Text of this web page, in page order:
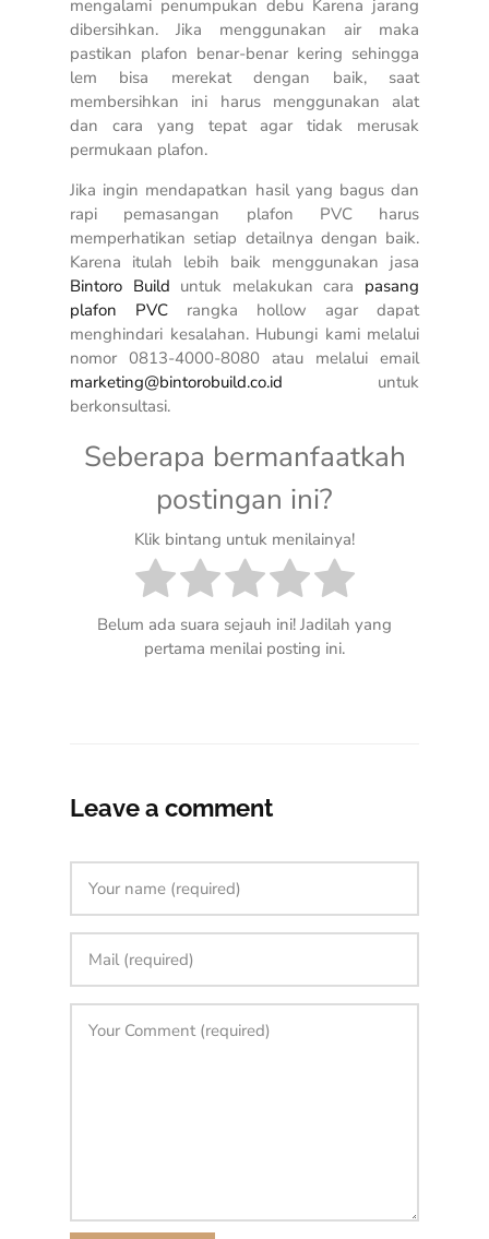
mengalami penumpukan debu Karena jarang
dibersihkan. Jika menggunakan air maka
pastikan plafon benar-benar kering sehingga
lem bisa merekat dengan baik, saat
membersihkan ini harus menggunakan alat
dan cara yang tepat agar tidak merusak
permukaan plafon.
Jika ingin mendapatkan hasil yang bagus dan
rapi pemasangan plafon PVC harus
memperhatikan setiap detailnya dengan baik.
Karena itulah lebih baik menggunakan jasa
Bintoro Build untuk melakukancara pasang
plafon PVC rangka hollow agar dapat
menghindari kesalahan. Hubungi kami melalui
nomor 0813-4000-8080 atau melalui email
marketing@bintorobuild.co.id untuk
berkonsultasi.
Seberapa bermanfaatkah
postingan ini?
Klik bintang untuk menilainya!
Belum ada suara sejauh ini! Jadilah yang
pertama menilai posting ini.
Leave a comment